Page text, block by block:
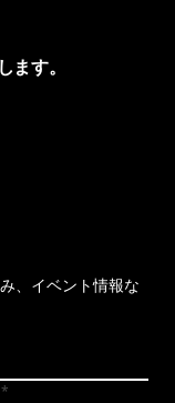
ます。
、イベント情報な